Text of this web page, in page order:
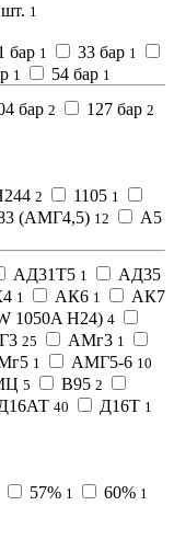
1
бар 1 33 бар 1
1 54 бар 1
бар 2 127 бар 2
2 1105 1
(АМГ4,5) 12 А5
АД31Т5 1
АД35
1 АК6 1 АК7
1050A H24) 4
25 АМг3 1
1 АМГ5-6 10
5 В95 2
40 Д16Т 1
57% 1 60% 1